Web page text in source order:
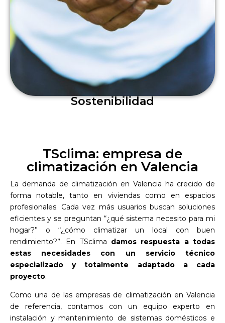
Sostenibilidad
TSclima: empresa de
climatización en Valencia
La demanda de climatización en Valencia ha crecido de
forma notable, tanto en viviendas como en espacios
profesionales. Cada vez más usuarios buscan soluciones
eficientes y se preguntan “¿qué sistema necesito para mi
hogar?” o “¿cómo climatizar un local con buen
rendimiento?”. En TSclima damos respuesta a todas
estas necesidades con un servicio técnico
especializado y totalmente adaptado a cada
proyecto.
Como una de las empresas de climatización en Valencia
de referencia, contamos con un equipo experto en
instalación y mantenimiento de sistemas domésticos e